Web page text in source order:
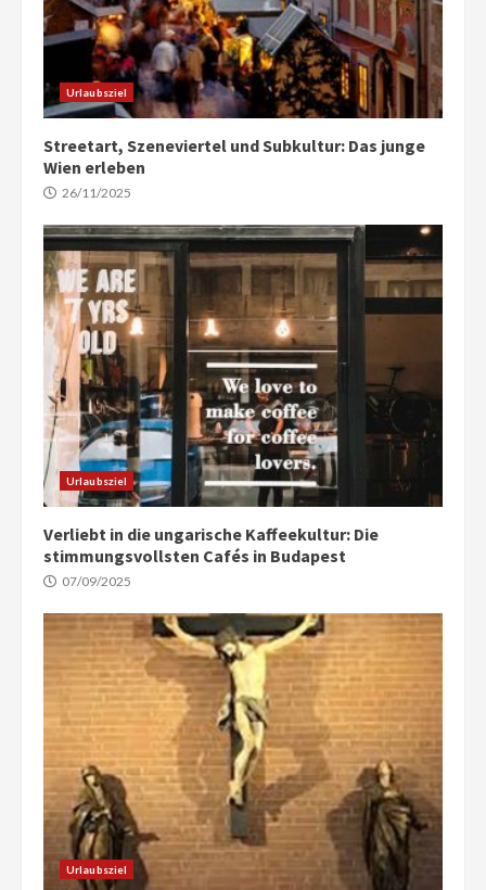
Urlaubsziel
Streetart, Szeneviertel und Subkultur: Das junge
Wien erleben
26/11/2025
Urlaubsziel
Verliebt in die ungarische Kaffeekultur: Die
stimmungsvollsten Cafés in Budapest
07/09/2025
Urlaubsziel